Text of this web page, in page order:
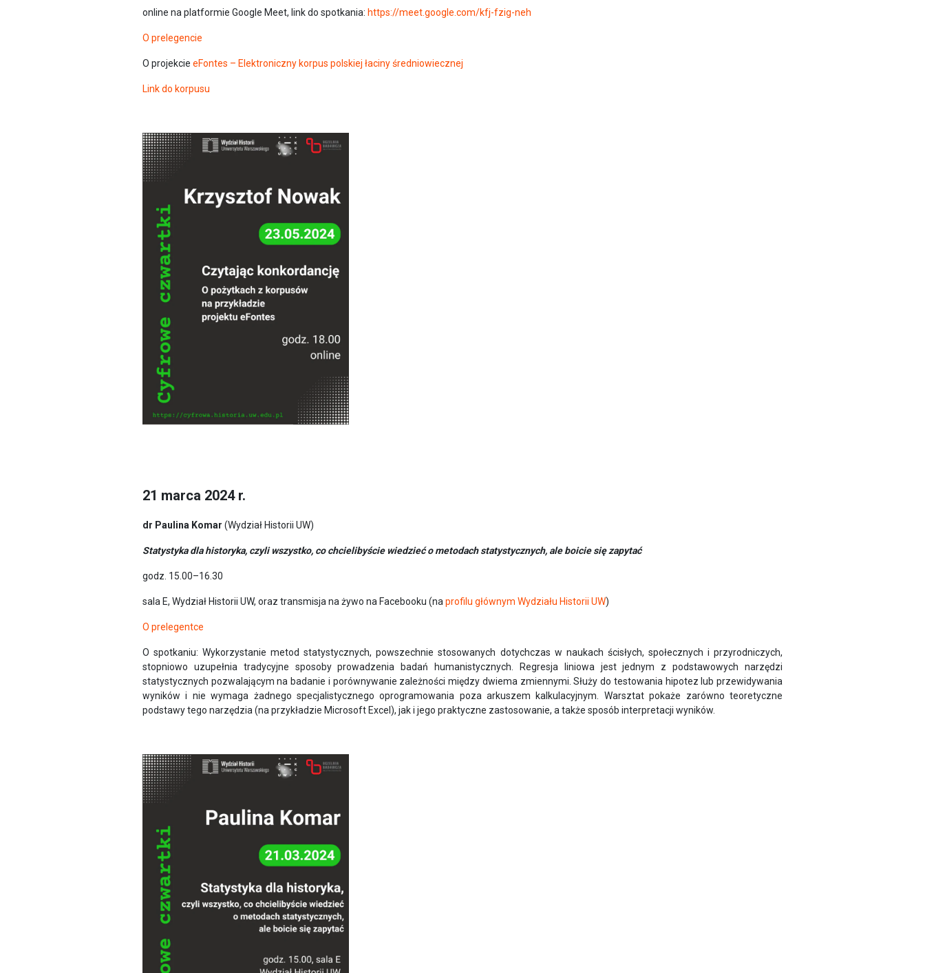
online na platformie Google Meet, link do spotkania: https://meet.google.com/kfj-fzig-neh
O prelegencie
O projekcie eFontes – Elektroniczny korpus polskiej łaciny średniowiecznej
Link do korpusu
21 marca 2024 r.
dr Paulina Komar (Wydział Historii UW)
Statystyka dla historyka, czyli wszystko, co chcielibyście wiedzieć o metodach statystycznych, ale boicie się zapytać
godz. 15.00–16.30
sala E, Wydział Historii UW, oraz transmisja na żywo na Facebooku (na profilu głównym Wydziału Historii UW)
O prelegentce
O spotkaniu: Wykorzystanie metod statystycznych, powszechnie stosowanych dotychczas w naukach ścisłych, społecznych i przyrodniczych,
stopniowo uzupełnia tradycyjne sposoby prowadzenia badań humanistycznych. Regresja liniowa jest jednym z podstawowych narzędzi
statystycznych pozwalającym na badanie i porównywanie zależności między dwiema zmiennymi. Służy do testowania hipotez lub przewidywania
wyników i nie wymaga żadnego specjalistycznego oprogramowania poza arkuszem kalkulacyjnym. Warsztat pokaże zarówno teoretyczne
podstawy tego narzędzia (na przykładzie Microsoft Excel), jak i jego praktyczne zastosowanie, a także sposób interpretacji wyników.